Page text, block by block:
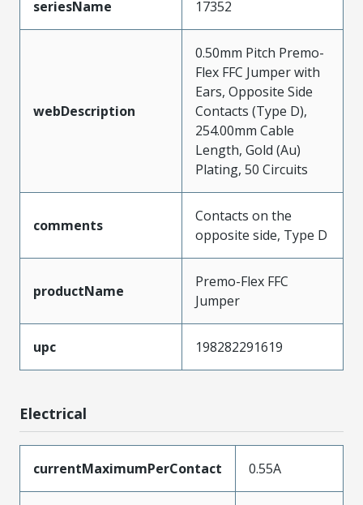
seriesName 17352
webDescription
0.50mm Pitch Premo-
Flex FFC Jumper with
Ears, Opposite Side
Contacts (Type D),
254.00mm Cable
Length, Gold (Au)
Plating, 50 Circuits
comments
Contacts on the
opposite side, Type D
productName
Premo-Flex FFC
Jumper
upc 198282291619
Electrical
currentMaximumPerContact 0.55A